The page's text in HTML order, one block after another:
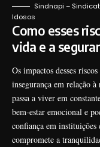
Sindnapi –
Idosos
Como esses
vida e a
Os impactos desses
insegurança em relação
passa a viver em
bem-estar emocional e
confiança em instituições
compromete a